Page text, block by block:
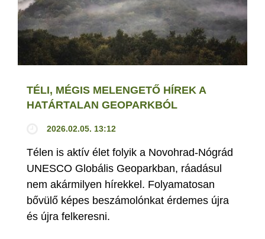
TÉLI, MÉGIS MELENGETŐ HÍREK A
HATÁRTALAN GEOPARKBÓL
2026.02.05. 13:12
Télen is aktív élet folyik a Novohrad-Nógrád
UNESCO Globális Geoparkban, ráadásul
nem akármilyen hírekkel. Folyamatosan
bővülő képes beszámolónkat érdemes újra
és újra felkeresni.